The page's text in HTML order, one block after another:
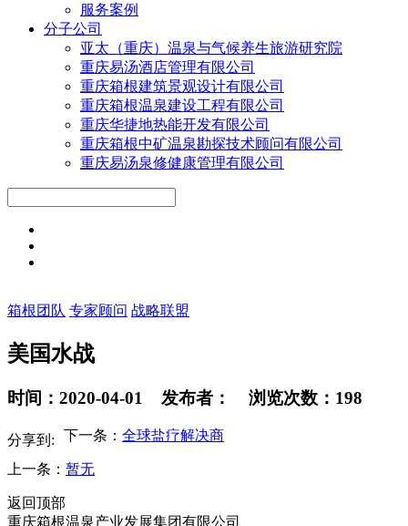
服务案例
分子公司
亚太（重庆）温泉与气候养生旅游研究院
重庆易汤酒店管理有限公司
重庆箱根建筑景观设计有限公司
重庆箱根温泉建设工程有限公司
重庆华捷地热能开发有限公司
重庆箱根中矿温泉勘探技术顾问有限公司
重庆易汤泉修健康管理有限公司
箱根团队 专家顾问 战略联盟
美国水战
时间：2020-04-01 发布者： 浏览次数：198
分享到: 下一条： 全球盐疗解决商
上一条： 暂无
返回顶部
重庆箱根温泉产业发展集团有限公司